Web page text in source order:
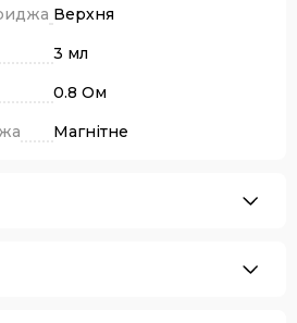
Верхня
3 мл
0.8 Ом
Магнітне